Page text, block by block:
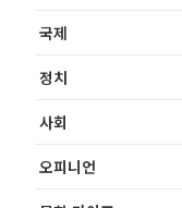
국제
정치
사회
오피니언